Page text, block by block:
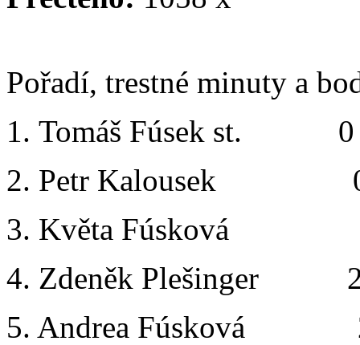
Pořadí, trestné minuty a
1. Tomáš Fúsek st.
2. Petr Kalousek
3. Květa Fúsková
4. Zdeněk
5. Andrea